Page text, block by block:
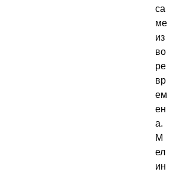
са
ме
из
во
ре
вр
ем
ен
а.
М
ел
ин